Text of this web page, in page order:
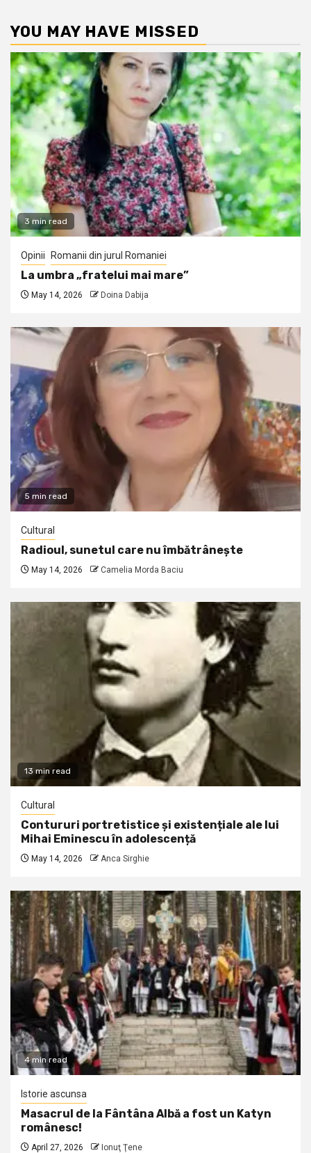
YOU MAY HAVE MISSED
3 min read
Opinii Romanii din jurul Romaniei
La umbra „fratelui mai mare”
May 14, 2026 Doina Dabija
5 min read
Cultural
Radioul, sunetul care nu îmbătrânește
May 14, 2026 Camelia Morda Baciu
13 min read
Cultural
Contururi portretistice și existențiale ale lui
Mihai Eminescu în adolescență
May 14, 2026 Anca Sirghie
4 min read
Istorie ascunsa
Masacrul de la Fântâna Albă a fost un Katyn
românesc!
April 27, 2026 Ionuţ Ţene